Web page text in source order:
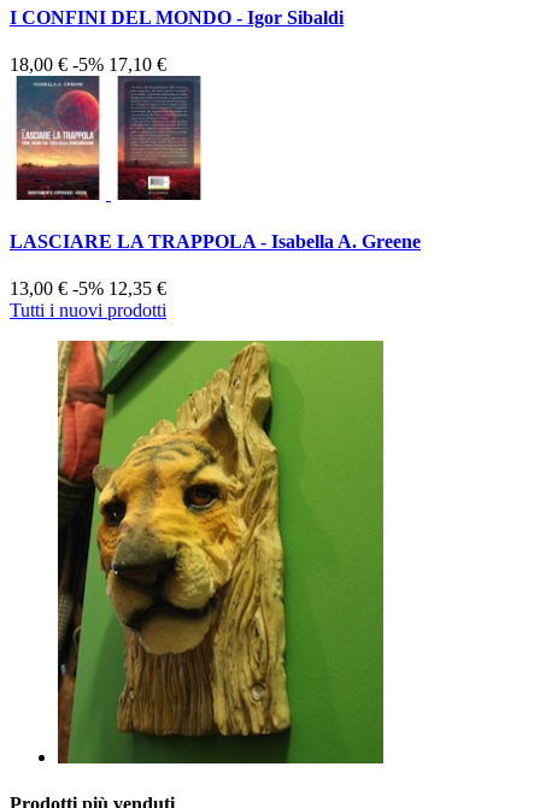
I CONFINI DEL MONDO - Igor Sibaldi
18,00 € -5% 17,10 €
LASCIARE LA TRAPPOLA - Isabella A. Greene
13,00 € -5% 12,35 €
Tutti i nuovi prodotti